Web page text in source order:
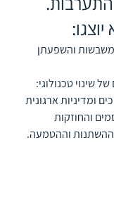
והשפעתן
שינוי טכנולוגי:
ומדיניות ארגונית
והחוזקות
ההשתנות וההטמעה.